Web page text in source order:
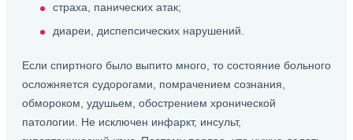
страха, панических атак;
диареи, диспепсических нарушений.
Если спиртного было выпито много, то состояние больного
осложняется судорогами, помрачением сознания,
обмороком, удушьем, обострением хронической
патологии. Не исключен инфаркт, инсульт,